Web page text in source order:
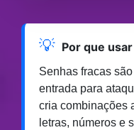
💡 Por que
Senhas fracas
entrada para
cria combinações
letras, números e